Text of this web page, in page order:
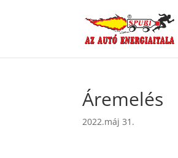
Áremelés
2022.máj 31.